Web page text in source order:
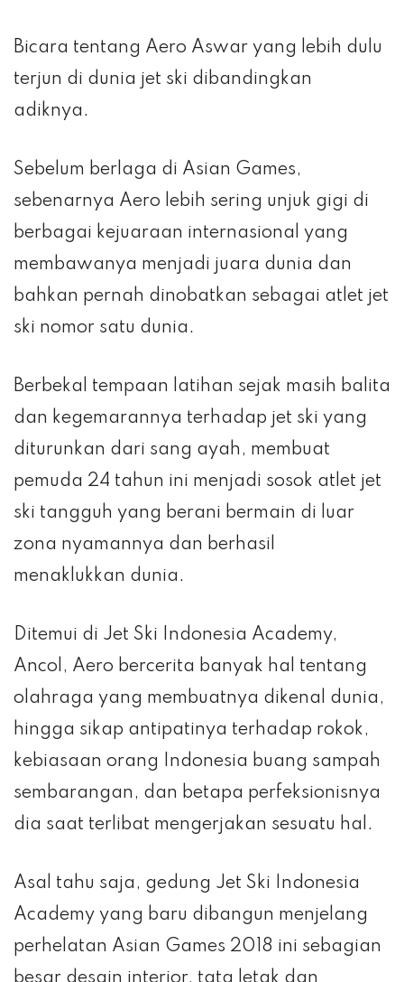
Bicara tentang Aero Aswar yang lebih dulu
terjun di dunia jet ski dibandingkan
adiknya.
Sebelum berlaga di Asian Games,
sebenarnya Aero lebih sering unjuk gigi di
berbagai kejuaraan internasional yang
membawanya menjadi juara dunia dan
bahkan pernah dinobatkan sebagai atlet jet
ski nomor satu dunia.
Berbekal tempaan latihan sejak masih balita
dan kegemarannya terhadap jet ski yang
diturunkan dari sang ayah, membuat
pemuda 24 tahun ini menjadi sosok atlet jet
ski tangguh yang berani bermain di luar
zona nyamannya dan berhasil
menaklukkan dunia.
Ditemui di Jet Ski Indonesia Academy,
Ancol, Aero bercerita banyak hal tentang
olahraga yang membuatnya dikenal dunia,
hingga sikap antipatinya terhadap rokok,
kebiasaan orang Indonesia buang sampah
sembarangan, dan betapa perfeksionisnya
dia saat terlibat mengerjakan sesuatu hal.
Asal tahu saja, gedung Jet Ski Indonesia
Academy yang baru dibangun menjelang
perhelatan Asian Games 2018 ini sebagian